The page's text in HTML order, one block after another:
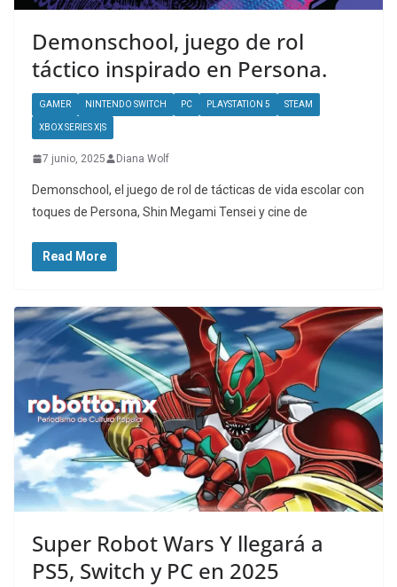
Demonschool, juego de rol
táctico inspirado en Persona.
GAMER NINTENDO SWITCH PC PLAYSTATION 5 STEAM
XBOX SERIES X|S
7 junio, 2025 Diana Wolf
Demonschool, el juego de rol de tácticas de vida escolar con
toques de Persona, Shin Megami Tensei y cine de
Read More
Super Robot Wars Y llegará a
PS5, Switch y PC en 2025